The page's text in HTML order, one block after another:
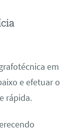
em
e efetuar o
rápida.